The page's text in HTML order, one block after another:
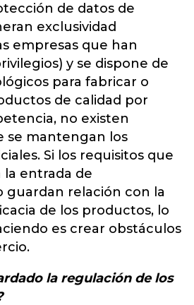
de datos de
exclusividad
empresas que han
y se dispone de
para fabricar o
de calidad por
no existen
se mantengan los
Si los requisitos que
entrada de
guardan relación con la
de los productos, lo
es crear obstáculos
la regulación de los